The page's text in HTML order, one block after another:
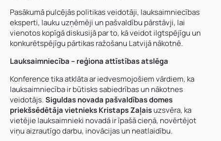
Pasākumā pulcējās politikas veidotāji, lauksaimniecības
eksperti, lauku uzņēmēji un pašvaldību pārstāvji, lai
vienotos kopīgā diskusijā par to, kā veidot ilgtspējīgu un
konkurētspējīgu pārtikas ražošanu Latvijā nākotnē.
Lauksaimniecība – reģiona attīstības atslēga
Konference tika atklāta ar iedvesmojošiem vārdiem, ka
lauksaimniecība ir būtisks sabiedrības un nākotnes
veidotājs.Siguldas novada pašvaldības domes
priekšsēdētāja vietnieks Kristaps Zaļaisuzsvēra, ka
vietējie lauksaimnieki novadā ir īpašā cieņā, novērtējot
viņu aizrautīgo darbu, inovācijas un neatlaidību.